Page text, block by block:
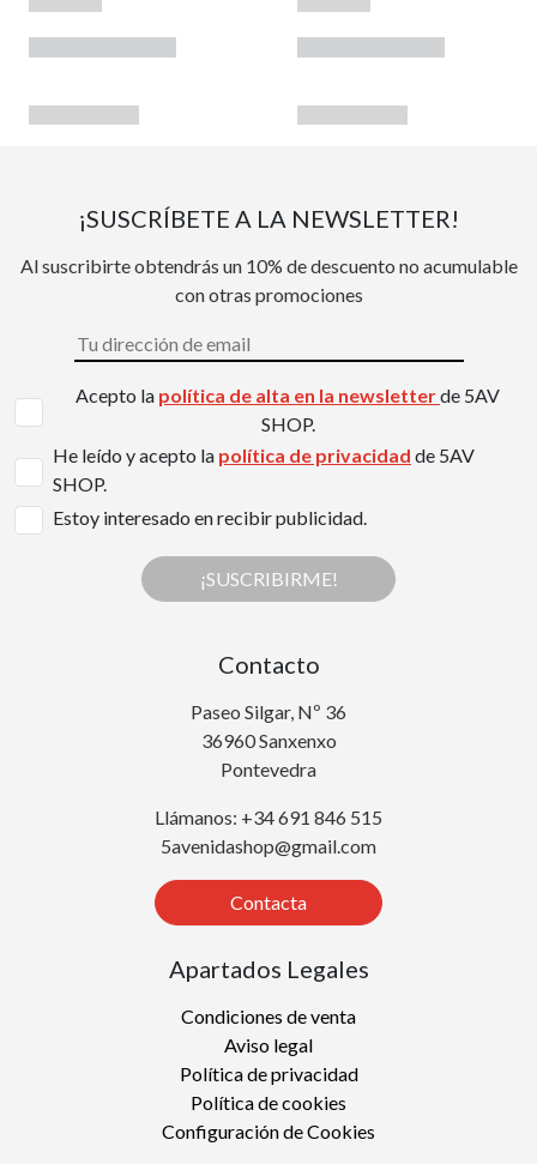
¡SUSCRÍBETE A LA NEWSLETTER!
Al suscribirte obtendrás un 10% de descuento no acumulable
con otras promociones
Acepto la política de alta en la newsletterde 5AV
SHOP.
He leído y acepto la política de privacidad de 5AV
SHOP.
Estoy interesado en recibir publicidad.
¡SUSCRIBIRME!
Contacto
Paseo Silgar, Nº 36
36960 Sanxenxo
Pontevedra
Llámanos: +34 691 846 515
5avenidashop@gmail.com
Contacta
Apartados Legales
Condiciones de venta
Aviso legal
Política de privacidad
Política de cookies
Configuración de Cookies